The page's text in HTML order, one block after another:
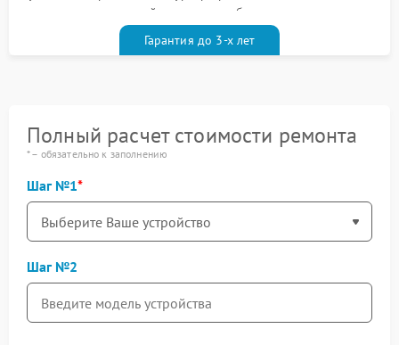
гарантийным талоном бесплатно
Гарантия до 3-х лет
Полный расчет стоимости ремонта
* – обязательно к заполнению
Шаг №1
Шаг №2